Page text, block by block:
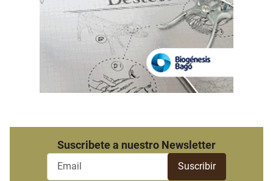
Suscribete a nuestro Newsletter